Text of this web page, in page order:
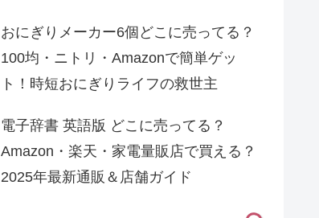
おにぎりメーカー6個どこに売ってる？
100均・ニトリ・Amazonで簡単ゲッ
ト！時短おにぎりライフの救世主
電子辞書 英語版 どこに売ってる？
Amazon・楽天・家電量販店で買える？
2025年最新通販＆店舗ガイド